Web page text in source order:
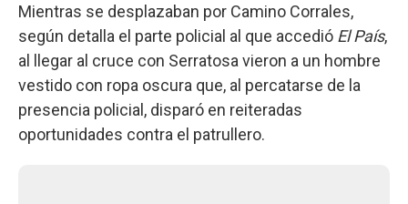
Mientras se desplazaban por Camino Corrales,
según detalla el parte policial al que accedió El País,
al llegar al cruce con Serratosa vieron a un hombre
vestido con ropa oscura que, al percatarse de la
presencia policial, disparó en reiteradas
oportunidades contra el patrullero.